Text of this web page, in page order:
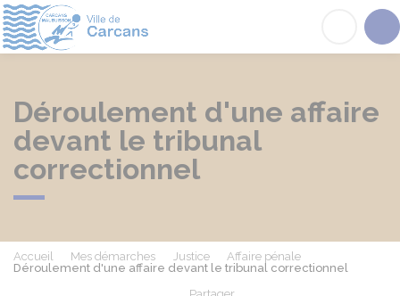
Déroulement d'une affaire
devant le tribunal
correctionnel
Accueil Mes démarches Justice
Affaire pénale
Déroulement d'une affaire devant le tribunal correctionnel